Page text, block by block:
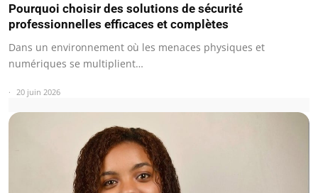
Pourquoi choisir des solutions de sécurité
professionnelles efficaces et complètes
Dans un environnement où les menaces physiques et
numériques se multiplient…
20 juin 2026